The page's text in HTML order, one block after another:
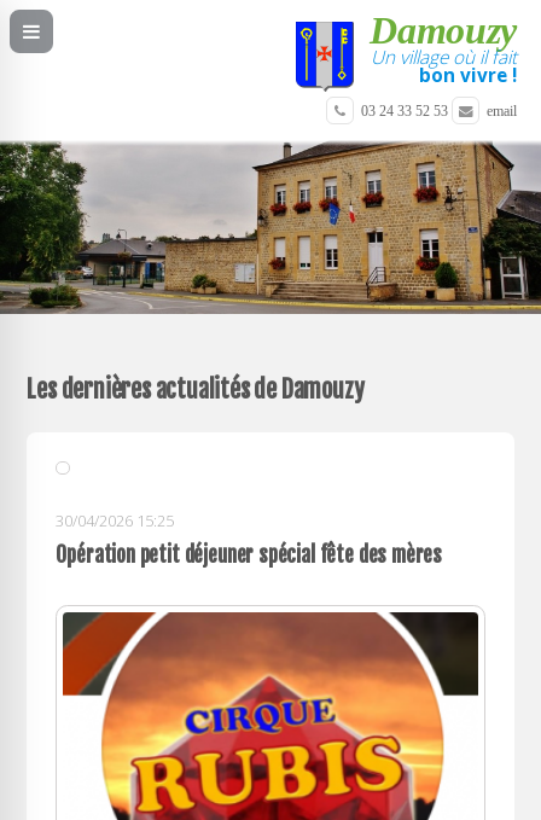
Damouzy
Un village où il fait
bon vivre !
03 24 33 52 53 email
Les dernières actualités de Damouzy
30/04/2026 15:25
Opération petit déjeuner spécial fête des mères